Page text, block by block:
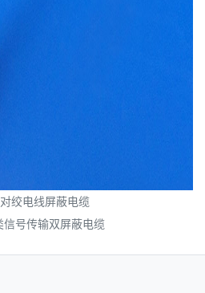
绞电线屏蔽电缆
号传输双屏蔽电缆